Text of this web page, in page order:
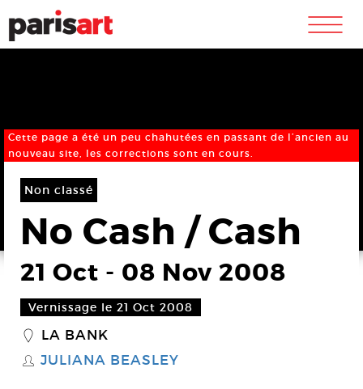
m
Cette page a été un peu chahutées en passant de l’ancien au
nouveau site, les corrections sont en cours.
Non classé
No Cash / Cash
21 Oct - 08 Nov 2008
Vernissage le 21 Oct 2008
_ LA BANK
S JULIANA BEASLEY